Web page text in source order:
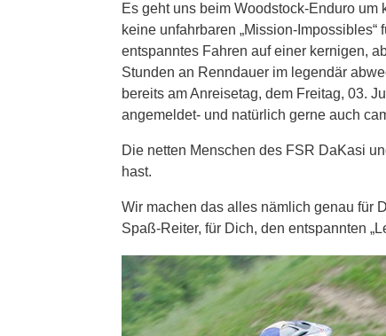
Es geht uns beim Woodstock-Enduro um
keine unfahrbaren „Mission-
entspanntes Fahren auf einer kernigen,
Stunden an Renndauer im legendär
bereits am Anreisetag, dem Freitag, 03.
angemeldet- und natürlich gerne auch
Die netten Menschen des FSR DaKasi
hast.
Wir machen das alles nämlich genau für
Spaß-Reiter, für Dich, den entspannten